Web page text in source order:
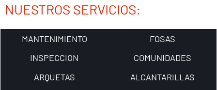
NUESTROS SERVICIOS:
MANTENIMIENTO
FOSAS
INSPECCION
COMUNIDADES
ARQUETAS
ALCANTARILLAS